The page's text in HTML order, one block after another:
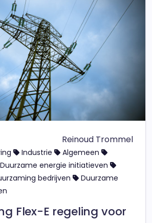
Reinoud Trommel
Industrie
Algemeen
Duurzame energie initiatieven
bedrijven
Duurzame
Flex-E regeling voor